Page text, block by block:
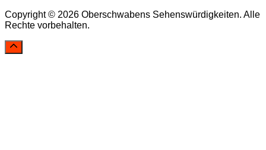
Copyright © 2026 Oberschwabens Sehenswürdigkeiten. Alle
Rechte vorbehalten.